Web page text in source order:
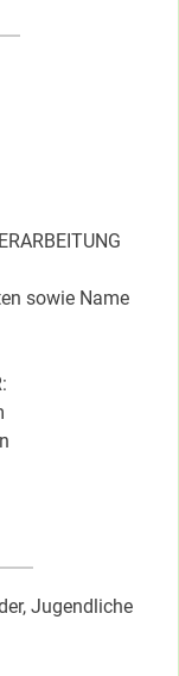
sowie Name
Jugendliche